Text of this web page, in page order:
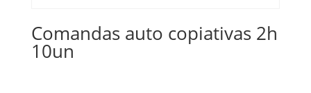
Comandas auto copiativas 2h
10un